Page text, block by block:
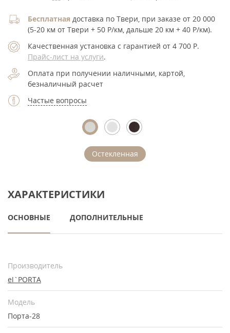
Бесплатная доставка по Твери, при заказе от 20 000
(5-20 км от Твери + 50 Р/км, дальше 20 км + 40 Р/км).
Качественная установка с гарантией от 4 700 Р.
Прайс-лист на услуги.
Оплата при получении наличными, картой,
безналичный расчет
Частые вопросы
Остекленная
ХАРАКТЕРИСТИКИ
ОСНОВНЫЕ ДОПОЛНИТЕЛЬНЫЕ
Производитель
el`PORTA
Модель
Порта-28